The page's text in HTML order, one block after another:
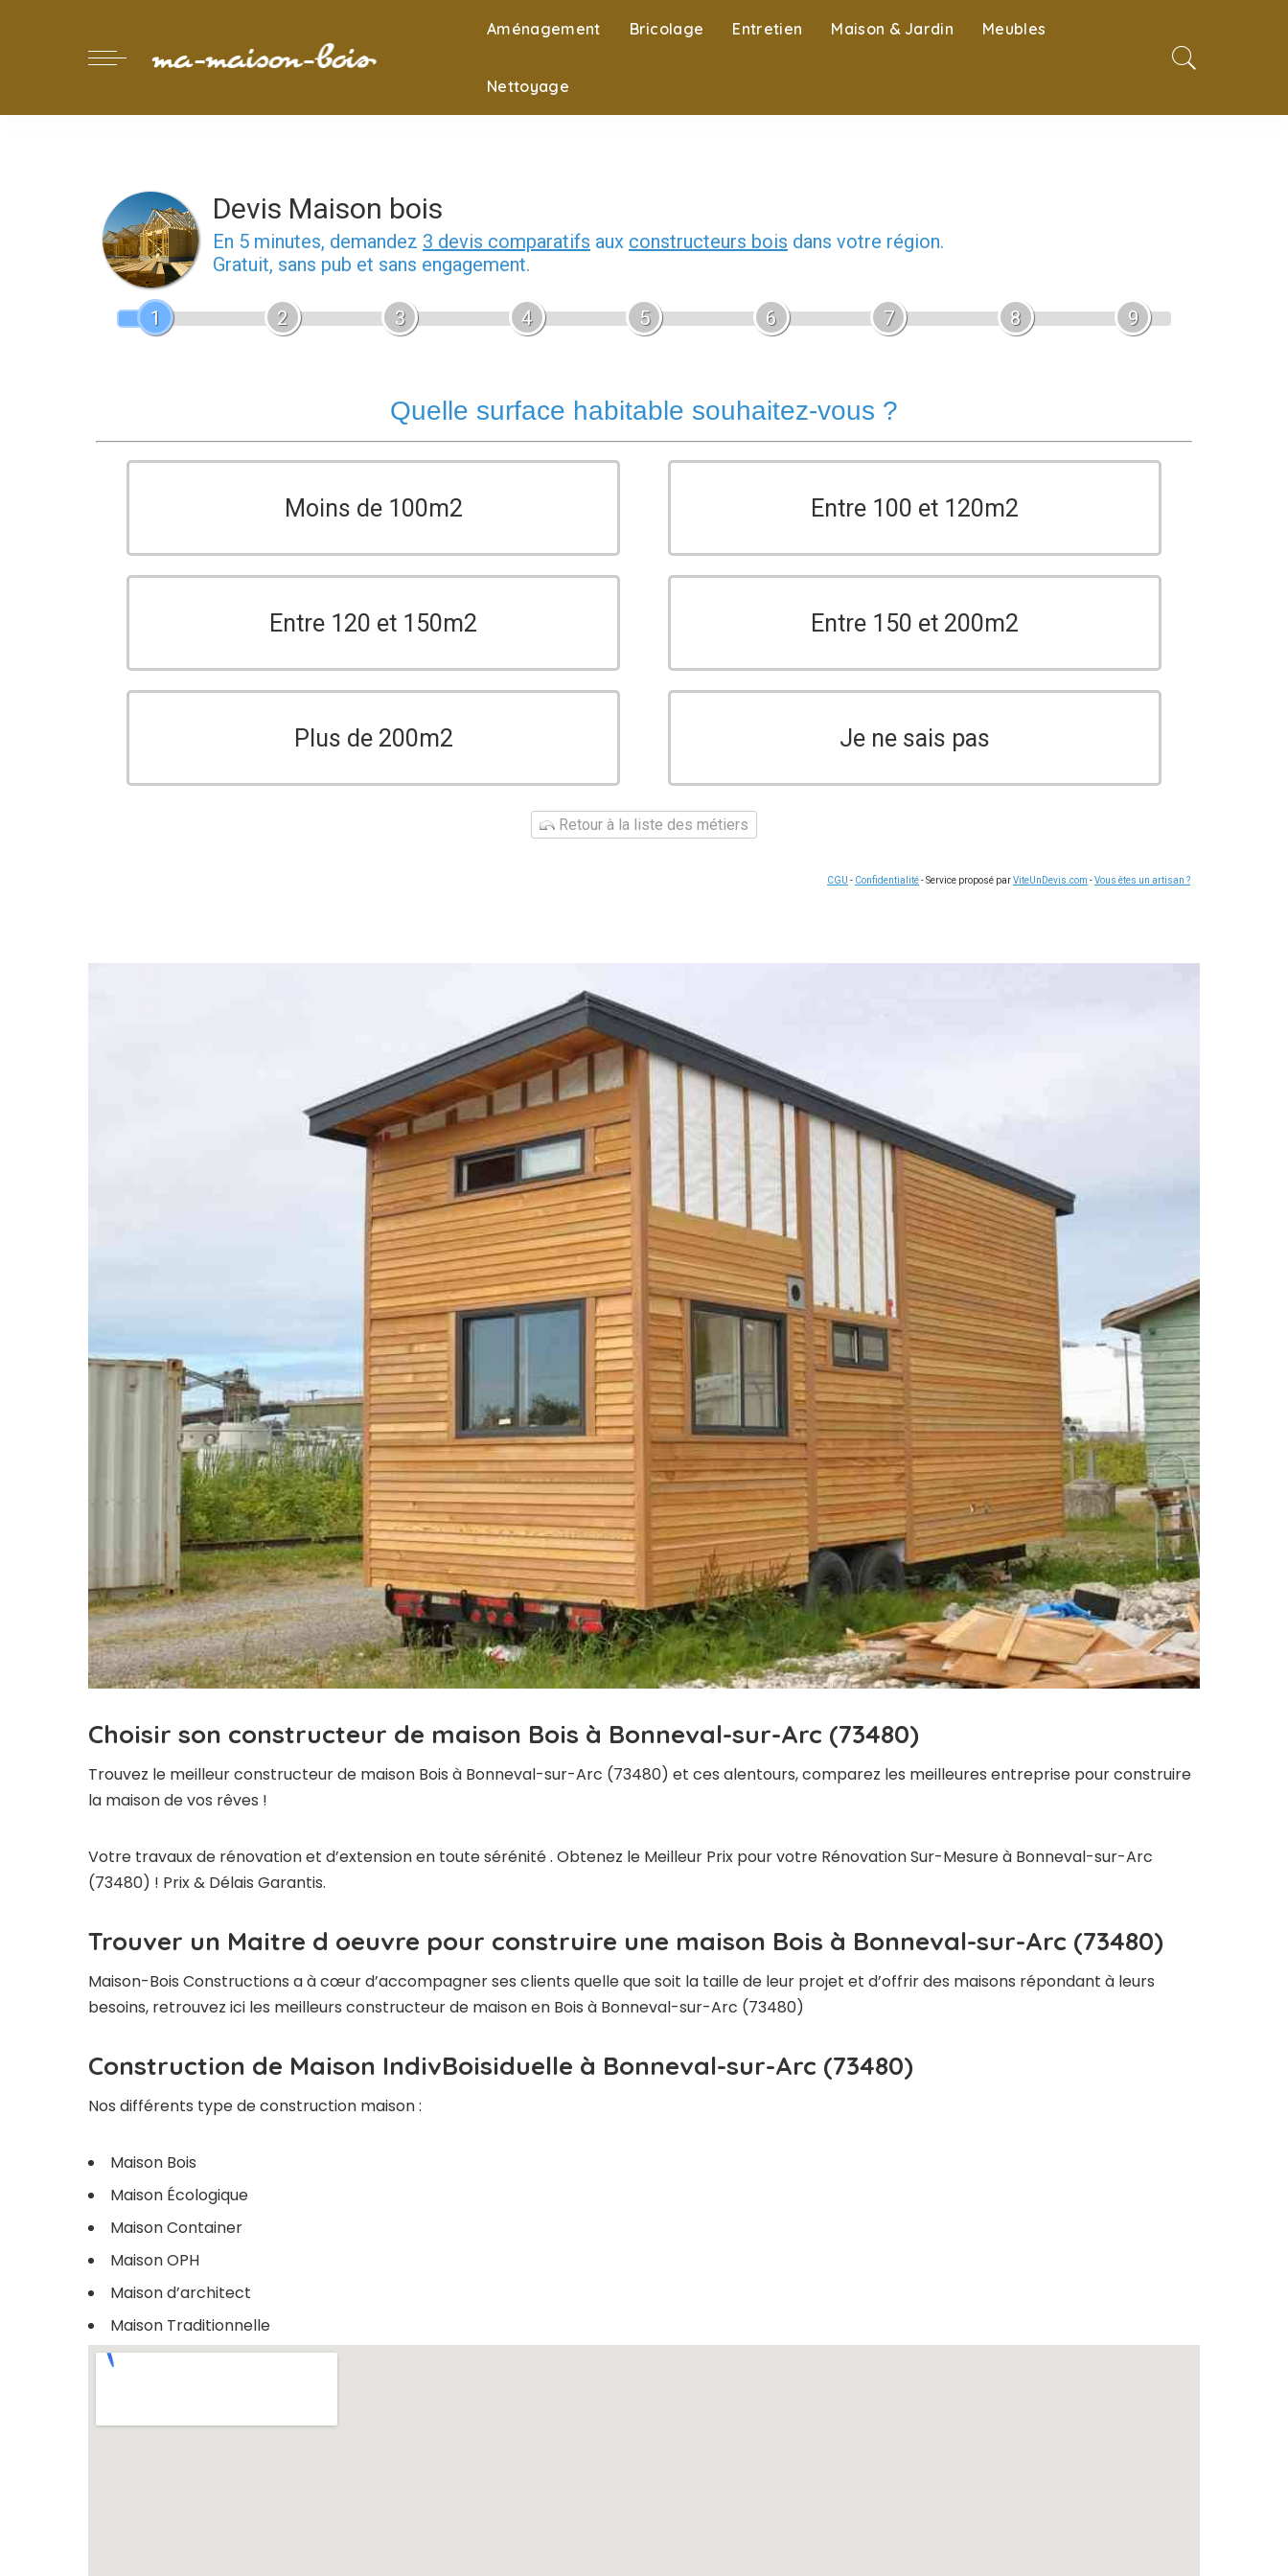
Aménagement Bricolage Entretien Maison & Jardin Meubles
Nettoyage
Devis Maison bois
En 5 minutes, demandez 3 devis comparatifs aux constructeurs bois dans votre région.
Gratuit, sans pub et sans engagement.
1 2 3 4 5 6 7 8 9
Quelle surface habitable souhaitez-vous ?
Moins de 100m2 Entre 100 et 120m2
Entre 120 et 150m2 Entre 150 et 200m2
Plus de 200m2 Je ne sais pas
Retour à la liste des métiers
CGU - Confidentialité- Service proposé parViteUnDevis.com -Vous êtes un artisan ?
Choisir son constructeur de maison Bois à Bonneval-sur-Arc (73480)
Trouvez le meilleur constructeur de maison Bois à Bonneval-sur-Arc (73480) et ces alentours, comparez les meilleures entreprise pour construire
la maison de vos rêves !
Votre travaux de rénovation et d’extension en toute sérénité . Obtenez le Meilleur Prix pour votre Rénovation Sur-Mesure à Bonneval-sur-Arc
(73480) ! Prix & Délais Garantis.
Trouver un Maitre d oeuvre pour construire une maison Bois à Bonneval-sur-Arc (73480)
Maison-Bois Constructions a à cœur d’accompagner ses clients quelle que soit la taille de leur projet et d’offrir des maisons répondant à leurs
besoins, retrouvez ici les meilleurs constructeur de maison en Bois à Bonneval-sur-Arc (73480)
Construction de Maison IndivBoisiduelle à Bonneval-sur-Arc (73480)
Nos différents type de construction maison :
Maison Bois
Maison Écologique
Maison Container
Maison OPH
Maison d’architect
Maison Traditionnelle